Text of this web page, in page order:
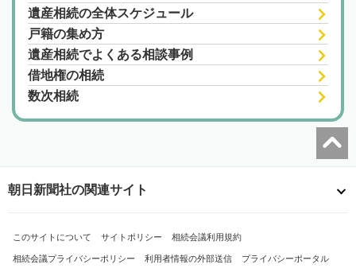
遺産相続の全体スケジュール
戸籍の集め方
遺産相続でよくある相談事例
借地権の相続
数次相続
朝日新聞社の関連サイト
このサイトについて サイトポリシー 相続会議利用規約
相続会議プライバシーポリシー 利用者情報の外部送信 プライバシーポータル